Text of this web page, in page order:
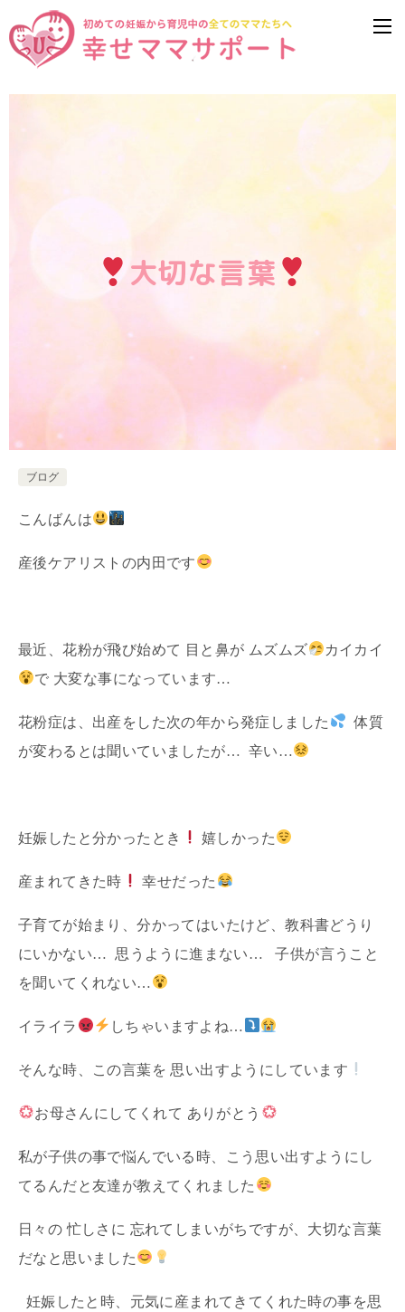
大切な言葉
ブログ
こんばんは
産後ケアリストの内田です
最近、花粉が飛び始めて 目と鼻が ムズムズ
カイカイ
で 大変な事になっています…
花粉症は、出産をした次の年から発症しました
体質
が変わるとは聞いていましたが… 辛い…
妊娠したと分かったとき 嬉しかった
産まれてきた時 幸せだった
子育てが始まり、分かってはいたけど、教科書どうり
にいかない… 思うように進まない… 子供が言うこと
を聞いてくれない…
イライラ しちゃいますよね…
そんな時、この言葉を 思い出すようにしています
お母さんにしてくれて ありがとう
私が子供の事で悩んでいる時、こう思い出すようにし
てるんだと友達が教えてくれました
日々の 忙しさに 忘れてしまいがちですが、大切な言葉
だなと思いました
妊娠したと時、元気に産まれてきてくれた時の事を思